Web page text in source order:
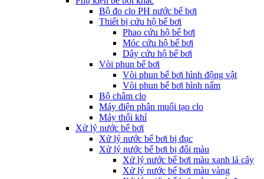
Bộ đo clo PH nước bể bơi
Thiết bị cứu hộ bể bơi
Phao cứu hộ bể bơi
Móc cứu hộ bể bơi
Dây cứu hộ bể bơi
Vòi phun bể bơi
Vòi phun bể bơi hình động vật
Vòi phun bể bơi hình nấm
Bộ châm clo
Máy điện phân muối tạo clo
Máy thổi khí
Xử lý nước bể bơi
Xử lý nước bể bơi bị đục
Xử lý nước bể bơi bị đổi màu
Xử lý nước bể bơi màu xanh lá cây
Xử lý nước bể bơi màu vàng